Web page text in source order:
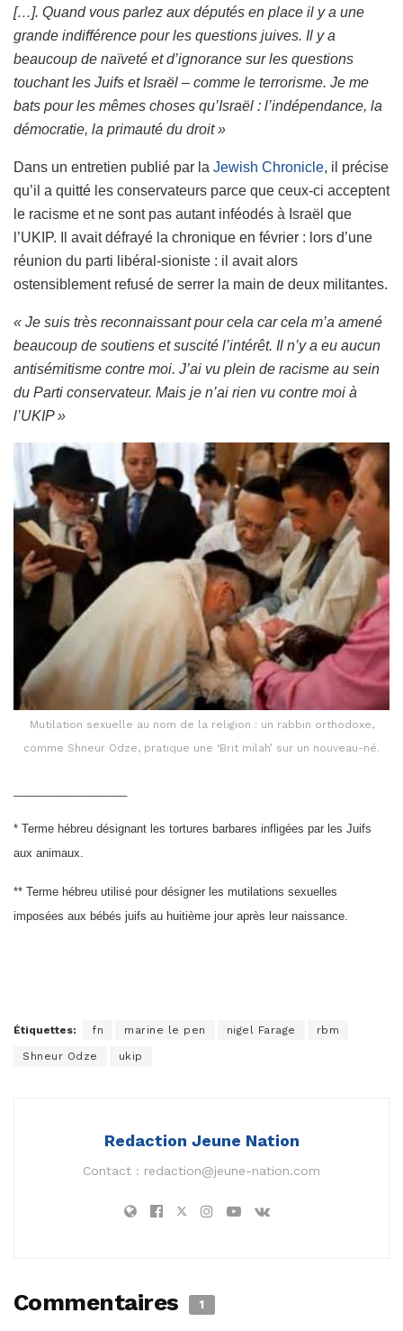
[…]. Quand vous parlez aux députés en place il y a une
grande indifférence pour les questions juives. Il y a
beaucoup de naïveté et d’ignorance sur les questions
touchant les Juifs et Israël – comme le terrorisme. Je me
bats pour les mêmes choses qu’Israël : l’indépendance, la
démocratie, la primauté du droit »
Dans un entretien publié par la Jewish Chronicle, il précise
qu’il a quitté les conservateurs parce que ceux-ci acceptent
le racisme et ne sont pas autant inféodés à Israël que
l’UKIP. Il avait défrayé la chronique en février : lors d’une
réunion du parti libéral-sioniste : il avait alors
ostensiblement refusé de serrer la main de deux militantes.
« Je suis très reconnaissant pour cela car cela m’a amené
beaucoup de soutiens et suscité l’intérêt. Il n’y a eu aucun
antisémitisme contre moi. J’ai vu plein de racisme au sein
du Parti conservateur. Mais je n’ai rien vu contre moi à
l’UKIP »
Mutilation sexuelle au nom de la religion : un rabbin orthodoxe,
comme Shneur Odze, pratique une ‘Brit milah’ sur un nouveau-né.
* Terme hébreu désignant les tortures barbares infligées par les Juifs
aux animaux.
** Terme hébreu utilisé pour désigner les mutilations sexuelles
imposées aux bébés juifs au huitième jour après leur naissance.
Étiquettes: fn marine le pen nigel Farage rbm
Shneur Odze ukip
Redaction Jeune Nation
Contact : redaction@jeune-nation.com
Commentaires 1